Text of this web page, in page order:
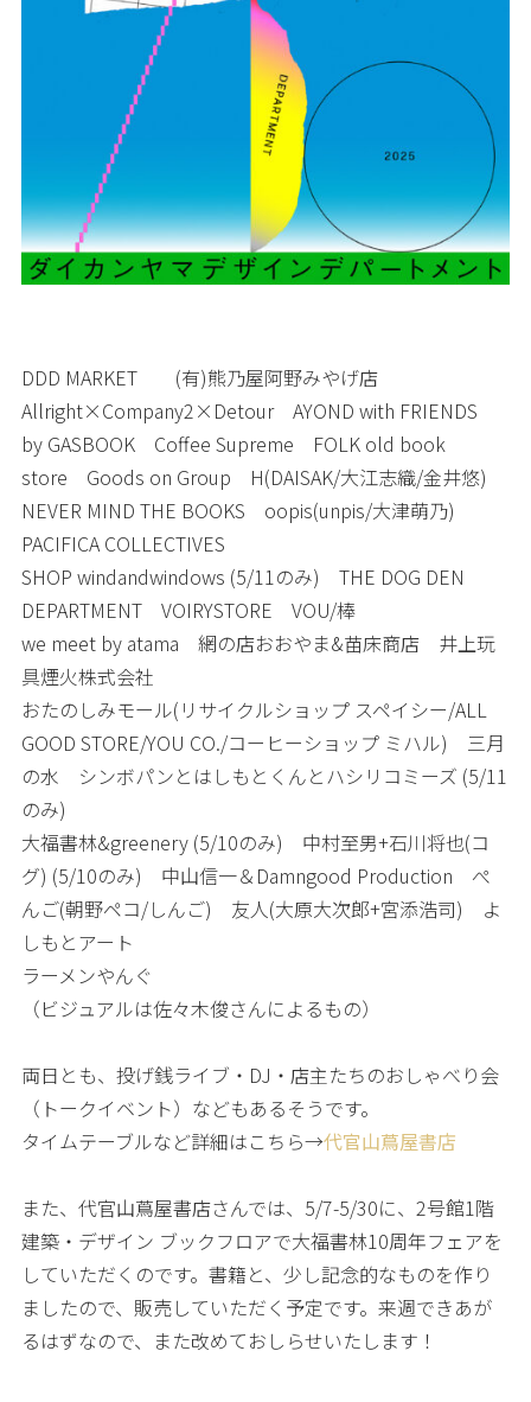
DDD MARKET (有)熊乃屋阿野みやげ店
Allright×Company2×Detour AYOND with FRIENDS
by GASBOOK Coffee Supreme FOLK old book
store Goods on Group H(DAISAK/大江志織/金井悠)
NEVER MIND THE BOOKS oopis(unpis/大津萌乃)
PACIFICA COLLECTIVES
SHOP windandwindows (5/11のみ) THE DOG DEN
DEPARTMENT VOIRYSTORE VOU/棒
we meet by atama 網の店おおやま&苗床商店 井上玩
具煙火株式会社
おたのしみモール(リサイクルショップ スペイシー/ALL
GOOD STORE/YOU CO./コーヒーショップ ミハル) 三月
の水 シンボパンとはしもとくんとハシリコミーズ (5/11
のみ)
大福書林&greenery (5/10のみ) 中村至男+石川将也(コ
グ) (5/10のみ) 中山信一＆Damngood Production ぺ
んご(朝野ペコ/しんご) 友人(大原大次郎+宮添浩司) よ
しもとアート
ラーメンやんぐ
（ビジュアルは佐々木俊さんによるもの）
両日とも、投げ銭ライブ・DJ・店主たちのおしゃべり会
（トークイベント）などもあるそうです。
タイムテーブルなど詳細はこちら→代官山蔦屋書店
また、代官山蔦屋書店さんでは、5/7-5/30に、2号館1階
建築・デザイン ブックフロアで大福書林10周年フェアを
していただくのです。書籍と、少し記念的なものを作り
ましたので、販売していただく予定です。来週できあが
るはずなので、また改めておしらせいたします！